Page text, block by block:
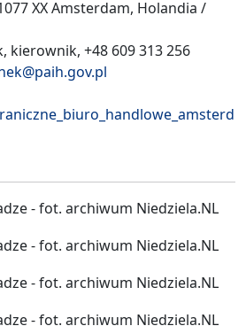
XX Amsterdam, Holandia /
kierownik, +48 609 313 256